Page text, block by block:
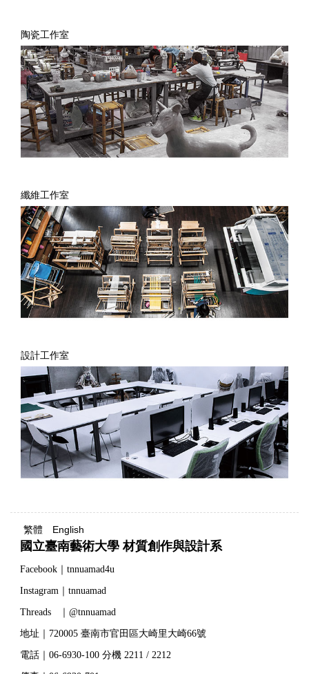
陶瓷工作室
纖維工作室
設計工作室
繁體 English
國立臺南藝術大學 材質創作與設計系
Facebook｜tnnuamad4u
Instagram｜tnnuamad
Threads ｜@tnnuamad
地址｜720005 臺南市官田區大崎里大崎66號
電話｜06-6930-100 分機 2211 / 2212